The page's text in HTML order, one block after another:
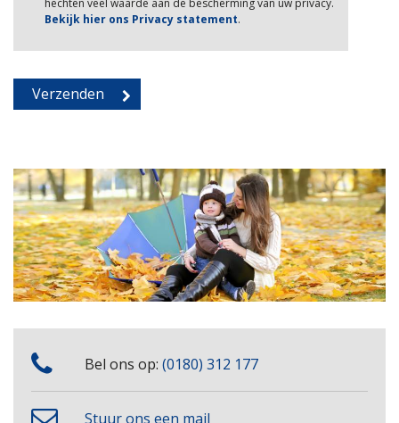
Bekijk hier ons Privacy statement.
Bel ons op: (0180) 312 177
Stuur ons een mail